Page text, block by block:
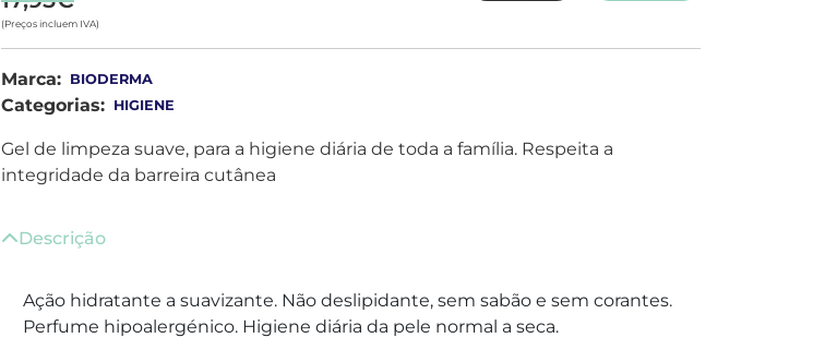
(Preços incluem IVA)
Marca: BIODERMA
Categorias: HIGIENE
Gel de limpeza suave, para a higiene diária de toda a família. Respeita a
integridade da barreira cutânea
Descrição
Ação hidratante a suavizante. Não deslipidante, sem sabão e sem corantes.
Perfume hipoalergénico. Higiene diária da pele normal a seca.